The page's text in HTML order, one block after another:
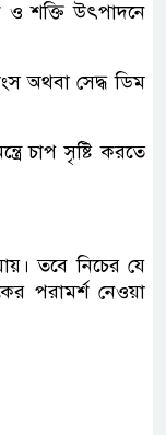
শক্তি উৎপাদনে
অথবা সেদ্ধ ডিম
চাপ সৃষ্টি করতে
তবে নিচের যে
পরামর্শ নেওয়া